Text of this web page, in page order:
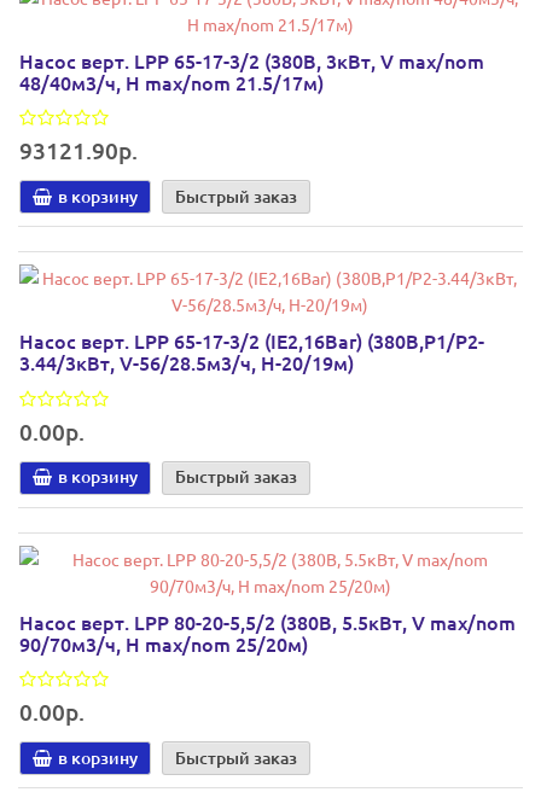
Насос верт. LPP 65-17-3/2 (380В, 3кВт, V max/nom
48/40м3/ч, Н max/nom 21.5/17м)
93121.90р.
в корзину Быстрый заказ
Насос верт. LPP 65-17-3/2 (IE2,16Bar) (380В,P1/P2-
3.44/3кВт, V-56/28.5м3/ч, H-20/19м)
0.00р.
в корзину Быстрый заказ
Насос верт. LPP 80-20-5,5/2 (380В, 5.5кВт, V max/nom
90/70м3/ч, Н max/nom 25/20м)
0.00р.
в корзину Быстрый заказ